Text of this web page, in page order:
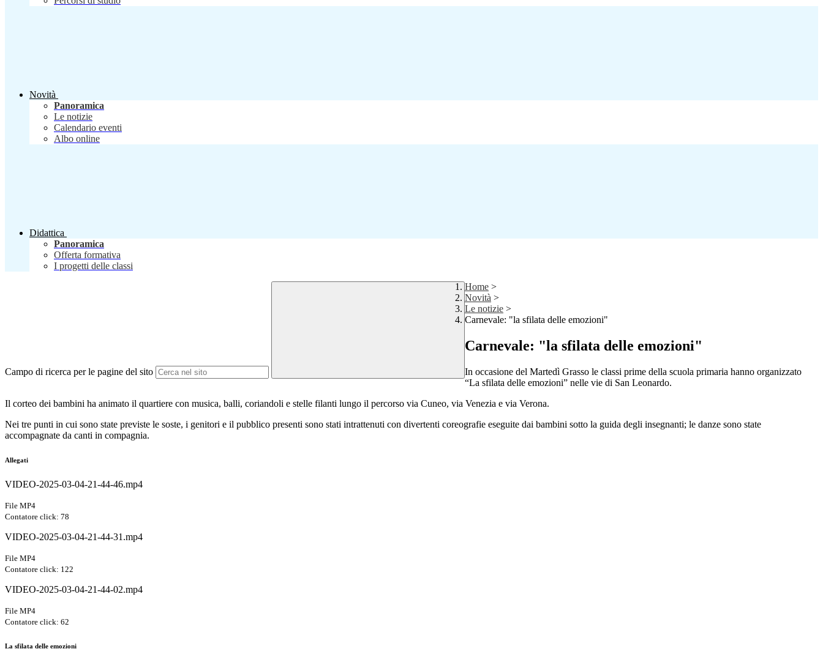
Novità
Panoramica
Le notizie
Calendario eventi
Albo online
Didattica
Panoramica
Offerta formativa
I progetti delle classi
Campo di ricerca per le pagine del sito
Home >
Novità >
Le notizie >
Carnevale: "la sfilata delle emozioni"
Carnevale: "la sfilata delle emozioni"
In occasione del Martedì Grasso le classi prime della scuola primaria hanno organizzato
“La sfilata delle emozioni” nelle vie di San Leonardo.
Il corteo dei bambini ha animato il quartiere con musica, balli, coriandoli e stelle filanti lungo il percorso via Cuneo, via Venezia e via Verona.
Nei tre punti in cui sono state previste le soste, i genitori e il pubblico presenti sono stati intrattenuti con divertenti coreografie eseguite dai bambini sotto la guida degli insegnanti; le danze sono state
accompagnate da canti in compagnia.
Allegati
VIDEO-2025-03-04-21-44-46.mp4
File MP4
Contatore click: 78
VIDEO-2025-03-04-21-44-31.mp4
File MP4
Contatore click: 122
VIDEO-2025-03-04-21-44-02.mp4
File MP4
Contatore click: 62
La sfilata delle emozioni